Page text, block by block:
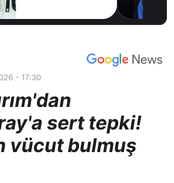
- 17:30
sert tepki!
vücut bulmuş